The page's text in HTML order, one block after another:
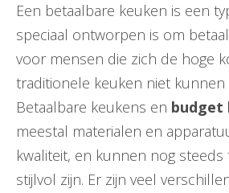
Een betaalbare keuken is een
speciaal ontworpen is om
voor mensen die zich de hoge
traditionele keuken niet kunnen
Betaalbare keukens en budget
meestal materialen en
kwaliteit, en kunnen nog
stijlvol zijn. Er zijn veel